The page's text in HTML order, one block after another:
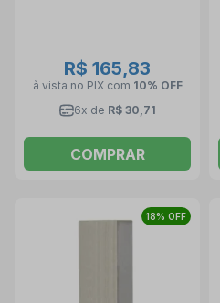
R$ 165,83
à vista no PIX com 10% OFF
6x de R$ 30,71
COMPRAR
18% OFF